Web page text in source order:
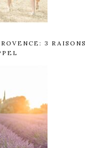
3 RAISONS